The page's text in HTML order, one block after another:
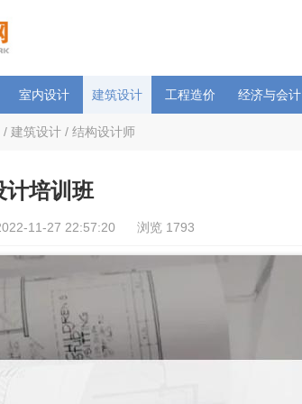
室内设计 建筑设计 工程造价 经济与会计
/ 建筑设计 / 结构设计师
计培训班
11-27 22:57:20 浏览 1793